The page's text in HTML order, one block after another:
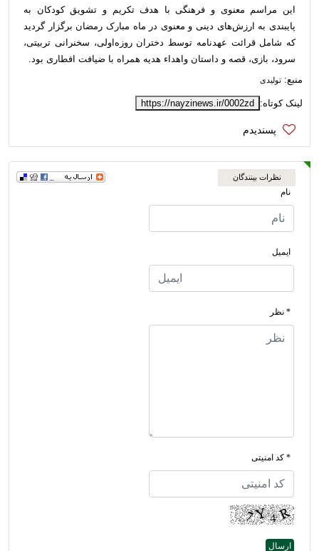
این مراسم معنوی و فرهنگی با هدف تکریم و تشویق کودکان به
پایبندی به ارزش‌های دینی و معنوی در ماه مبارک رمضان برگزار گردید
که شامل قرائت عهدنامه توسط دختران روزه‌اولی، سخنرانی تربیتی،
سرود، بازی، قصه و داستان واهداء هدیه همراه با ضیافت افطاری بود.
منبع: تولیدی
لینک کوتاه: https://nayzinews.ir/0002zd
نظرات بینندگان
نام
ایمیل
* نظر
* کد امنیتی